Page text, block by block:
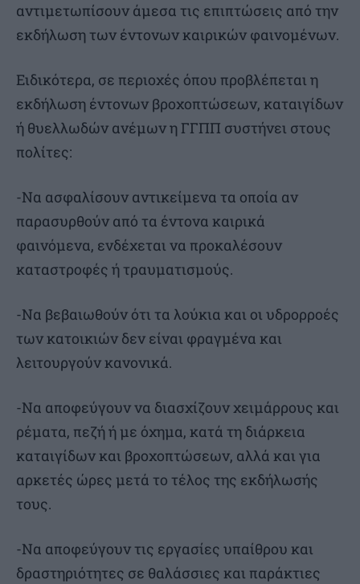
αντιμετωπίσουν άμεσα τις επιπτώσεις από την
εκδήλωση των έντονων καιρικών φαινομένων.
Ειδικότερα, σε περιοχές όπου προβλέπεται η
εκδήλωση έντονων βροχοπτώσεων, καταιγίδων
ή θυελλωδών ανέμων η ΓΓΠΠ συστήνει στους
πολίτες:
-Να ασφαλίσουν αντικείμενα τα οποία αν
παρασυρθούν από τα έντονα καιρικά
φαινόμενα, ενδέχεται να προκαλέσουν
καταστροφές ή τραυματισμούς.
-Να βεβαιωθούν ότι τα λούκια και οι υδρορροές
των κατοικιών δεν είναι φραγμένα και
λειτουργούν κανονικά.
-Να αποφεύγουν να διασχίζουν χειμάρρους και
ρέματα, πεζή ή με όχημα, κατά τη διάρκεια
καταιγίδων και βροχοπτώσεων, αλλά και για
αρκετές ώρες μετά το τέλος της εκδήλωσής
τους.
-Να αποφεύγουν τις εργασίες υπαίθρου και
δραστηριότητες σε θαλάσσιες και παράκτιες